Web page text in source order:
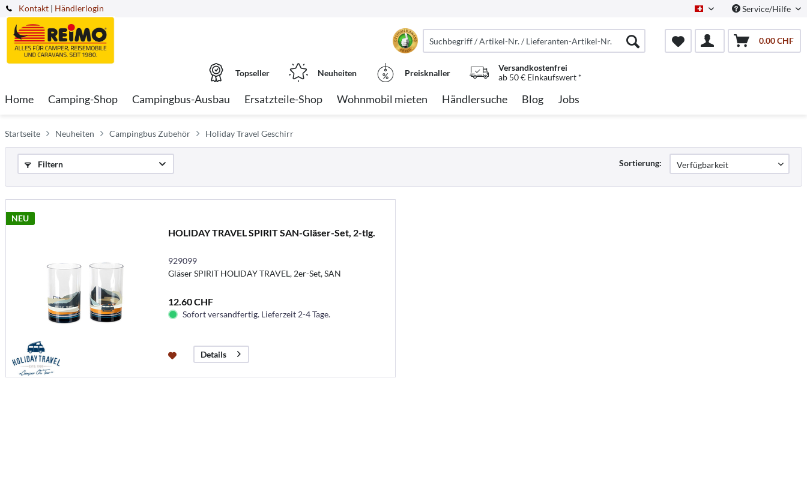
Kontakt Schweiz/DeutschService/Hilfe
| Händlerlogin
0.00 CHF
Topseller Neuheiten Preisknaller
Versandkostenfrei
ab 50 € Einkaufswert *
Home Camping-Shop Campingbus-Ausbau Ersatzteile-Shop Wohnmobil mieten Händlersuche Blog Jobs
Startseite Neuheiten Campingbus Zubehör Holiday Travel Geschirr
Filtern Sortierung:
NEU
HOLIDAY TRAVEL SPIRIT SAN-Gläser-Set, 2-tlg.
929099
Gläser SPIRIT HOLIDAY TRAVEL, 2er-Set, SAN
12.60 CHF
Sofort versandfertig. Lieferzeit 2-4 Tage.
Details